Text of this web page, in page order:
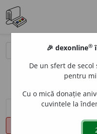
sinteza definițiilor (1)
🎉 dexonline®
De un sfert de
pentru
Cu o mică donație
cuvintele la